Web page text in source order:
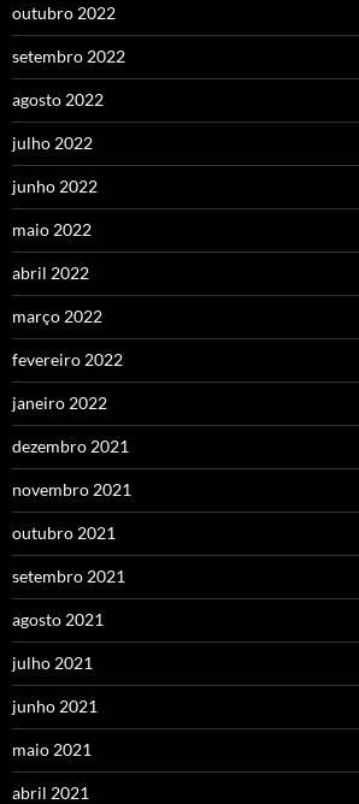
outubro 2022
setembro 2022
agosto 2022
julho 2022
junho 2022
maio 2022
abril 2022
março 2022
fevereiro 2022
janeiro 2022
dezembro 2021
novembro 2021
outubro 2021
setembro 2021
agosto 2021
julho 2021
junho 2021
maio 2021
abril 2021